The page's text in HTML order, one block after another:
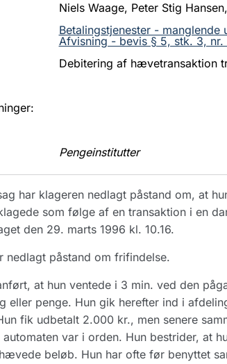
Niels Waage, Peter Stig
Betalingstjenester - manglende
Afvisning - bevis § 5, stk. 3, nr.
Debitering af hævetransaktion
Pengeinstitutter
har klageren nedlagt påstand om, at
som følge af en transaktion i en
den 29. marts 1996 kl. 10.16.
nedlagt påstand om frifindelse.
at hun ventede i 3 min. ved den
eller penge. Hun gik herefter ind i
fik udbetalt 2.000 kr., men senere
var i orden. Hun bestrider, at
beløb. Hun har ofte før benyttet